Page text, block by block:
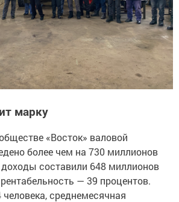
марку
«Восток» валовой
более чем на 730 миллионов
составили 648 миллионов
— 39 процентов.
среднемесячная